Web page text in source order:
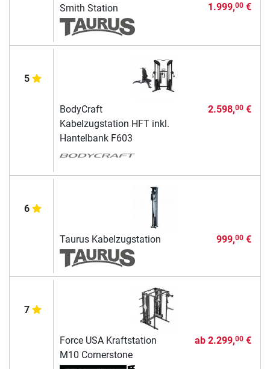
Smith Station
1.999,00€
5
BodyCraft
Kabelzugstation HFT inkl.
Hantelbank F603
2.598,00€
6
Taurus Kabelzugstation 999,00€
7
Force USA Kraftstation
M10 Cornerstone
ab 2.299,00€